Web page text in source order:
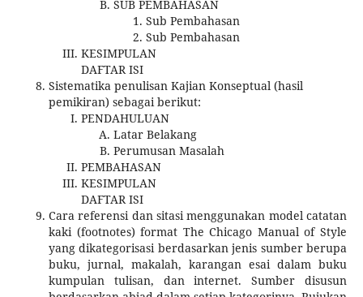
SUB PEMBAHASAN
Sub Pembahasan
Sub Pembahasan
KESIMPULAN
DAFTAR ISI
Sistematika penulisan Kajian Konseptual (hasil
pemikiran) sebagai berikut:
PENDAHULUAN
Latar Belakang
Perumusan Masalah
PEMBAHASAN
KESIMPULAN
DAFTAR ISI
Cara referensi dan sitasi menggunakan model catatan
kaki (footnotes) format The Chicago Manual of Style
yang dikategorisasi berdasarkan jenis sumber berupa
buku, jurnal, makalah, karangan esai dalam buku
kumpulan tulisan, dan internet. Sumber disusun